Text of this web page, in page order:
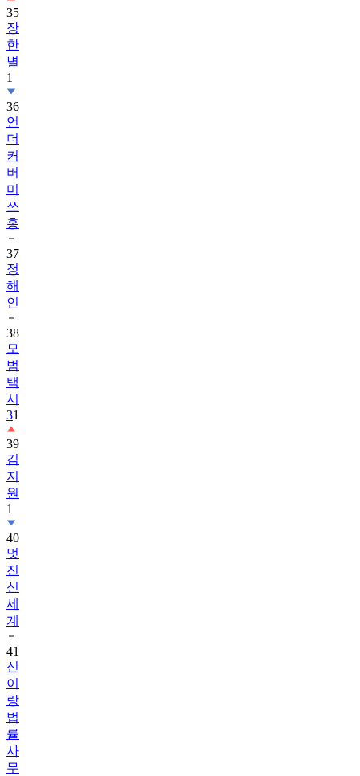
35
장
한
별
1
36
언
더
커
버
미
쓰
홍
37
정
해
인
38
모
범
택
시
31
39
김
지
원
1
40
멋
진
신
세
계
41
신
이
랑
법
률
사
무